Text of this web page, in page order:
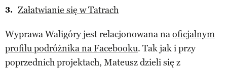
Załatwianie się w Tatrach
Wyprawa Waligóry jest relacjonowana naoficjalnym
profilu podróżnika na Facebooku. Tak jak i przy
poprzednich projektach, Mateusz dzieli się z